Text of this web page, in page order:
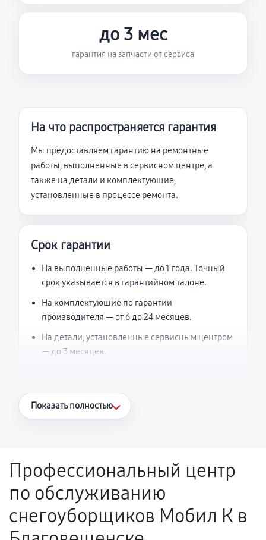
до 3 мес
гарантия на запчасти от сервиса
На что распространяется гарантия
Мы предоставляем гарантию на ремонтные
работы, выполненные в сервисном центре, а
также на детали и комплектующие,
установленные в процессе ремонта.
Срок гарантии
На выполненные работы — до 1 года. Точный
срок указывается в гарантийном талоне.
На комплектующие по гарантии
производителя — от 6 до 24 месяцев.
На детали, установленные сервисным центром
— до 3 месяцев.
Что считается гарантийным случаем
Поломка установленной детали при
нормальной эксплуатации в течение
гарантийного срока.
Несоответствие комплектующей заявленным
техническим характеристикам.
Показать полностью
Профессиональный центр
по обслуживанию
снегоуборщиков Мобил К в